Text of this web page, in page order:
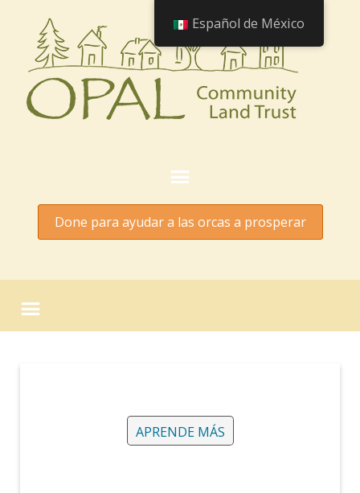
Done para ayudar a las orcas a prosperar
APRENDE MÁS
Español de México